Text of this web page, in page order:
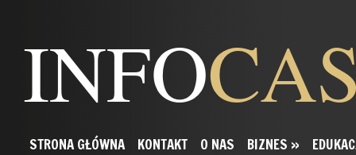
INFO
STRONA GŁÓWNA KONTAKT O NAS BIZNES »